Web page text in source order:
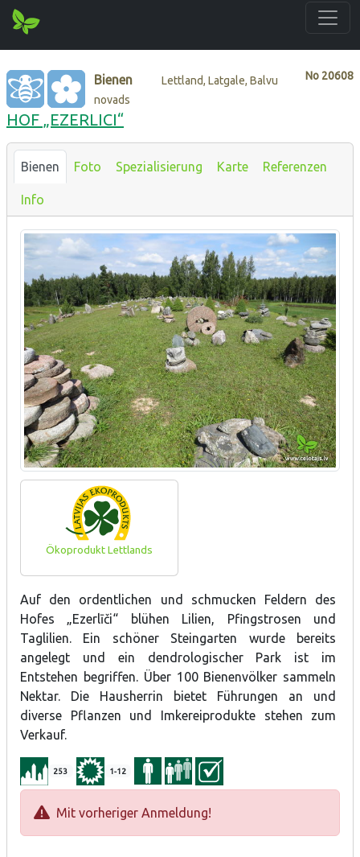
No 20608
Bienen
Lettland, Latgale, Balvu
novads
HOF „EZERLICI“
Bienen Foto Spezialisierung Karte Referenzen
Info
Ökoprodukt Lettlands
Auf den ordentlichen und schmucken Feldern des
Hofes „Ezerlīči“ blühen Lilien, Pfingstrosen und
Taglilien. Ein schöner Steingarten wurde bereits
angelegt und ein dendrologischer Park ist im
Entstehen begriffen. Über 100 Bienenvölker sammeln
Nektar. Die Hausherrin bietet Führungen an und
diverse Pflanzen und Imkereiprodukte stehen zum
Verkauf.
253 1-12
Mit vorheriger Anmeldung!